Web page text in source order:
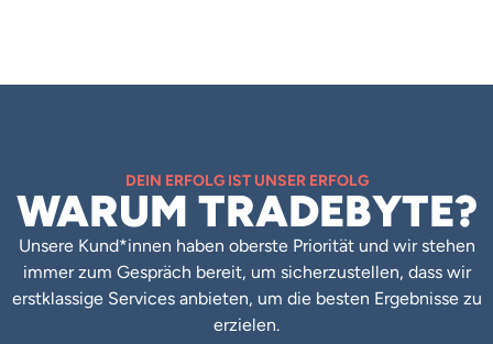
DEIN ERFOLG IST UNSER ERFOLG
WARUM TRADEBYTE?
Unsere Kund*innen haben oberste Priorität und wir stehen
immer zum Gespräch bereit, um sicherzustellen, dass wir
erstklassige Services anbieten, um die besten Ergebnisse zu
erzielen.